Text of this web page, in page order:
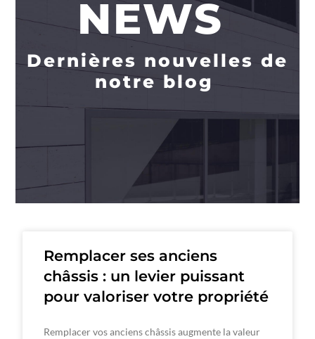
NEWS
Dernières nouvelles de
notre blog
Remplacer ses anciens
châssis : un levier puissant
pour valoriser votre propriété
Remplacer vos anciens châssis augmente la valeur